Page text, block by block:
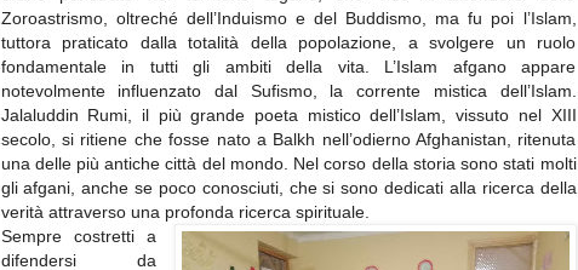
Zoroastrismo, oltreché dell’Induismo e del Buddismo, ma fu poi l’Islam,
tuttora praticato dalla totalità della popolazione, a svolgere un ruolo
fondamentale in tutti gli ambiti della vita. L’Islam afgano appare
notevolmente influenzato dal Sufismo, la corrente mistica dell’Islam.
Jalaluddin Rumi, il più grande poeta mistico dell’Islam, vissuto nel XIII
secolo, si ritiene che fosse nato a Balkh nell’odierno Afghanistan, ritenuta
una delle più antiche città del mondo. Nel corso della storia sono stati molti
gli afgani, anche se poco conosciuti, che si sono dedicati alla ricerca della
verità attraverso una profonda ricerca spirituale.
Sempre costretti a
difendersi da